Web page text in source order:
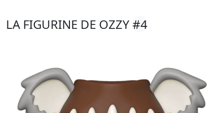
LA FIGURINE DE OZZY#4